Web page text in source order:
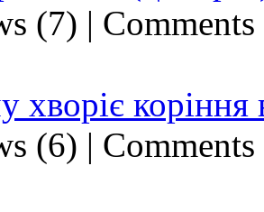
(7) |
хворіє коріння
(6) |